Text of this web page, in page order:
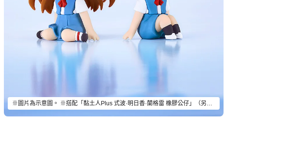
※圖片為示意圖。 ※搭配「黏土人Plus 式波·明日香·蘭格雷 橡膠公仔」（另售）一同擺飾吧。